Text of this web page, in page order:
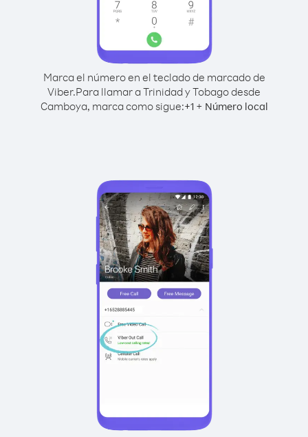
Marca el número en el teclado de marcado de
Viber.Para llamar a Trinidad y Tobago desde
Camboya, marca como sigue:+1+ Número local